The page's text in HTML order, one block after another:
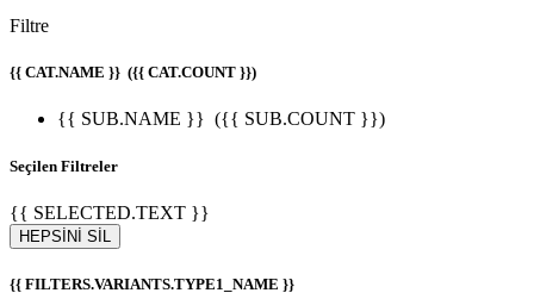
Filtre
{{ CAT.NAME }} ({{ CAT.COUNT }})
{{ SUB.NAME }} ({{ SUB.COUNT }})
Seçilen Filtreler
{{ SELECTED.TEXT }}
HEPSİNİ SİL
{{ FILTERS.VARIANTS.TYPE1_NAME }}